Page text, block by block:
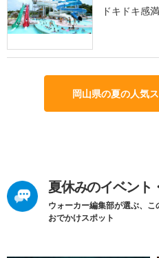
ドキドキ感
岡山県の夏の人気
夏休みのイベント
ウォーカー編集部が選ぶ、
おでかけスポット